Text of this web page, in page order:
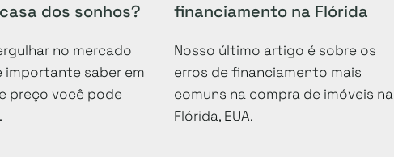
dos sonhos?
no mercado
importante saber em
preço você pode
financiamento na Flórida
Nosso último artigo é sobre os
erros de financiamento mais
comuns na compra de imóveis na
Flórida, EUA.